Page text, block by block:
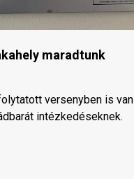
maradtunk
versenyben is van
intézkedéseknek.